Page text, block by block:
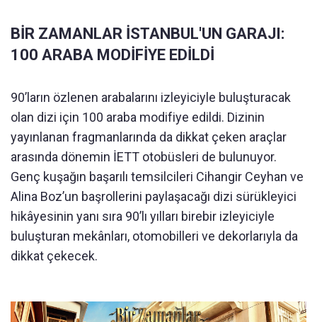
BİR ZAMANLAR İSTANBUL'UN GARAJI:
100 ARABA MODİFİYE EDİLDİ
90’ların özlenen arabalarını izleyiciyle buluşturacak
olan dizi için 100 araba modifiye edildi. Dizinin
yayınlanan fragmanlarında da dikkat çeken araçlar
arasında dönemin İETT otobüsleri de bulunuyor.
Genç kuşağın başarılı temsilcileri Cihangir Ceyhan ve
Alina Boz’un başrollerini paylaşacağı dizi sürükleyici
hikâyesinin yanı sıra 90’lı yılları birebir izleyiciyle
buluşturan mekânları, otomobilleri ve dekorlarıyla da
dikkat çekecek.